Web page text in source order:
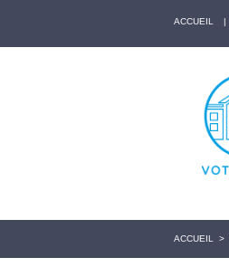
ACCUEIL |
ACCUEIL >